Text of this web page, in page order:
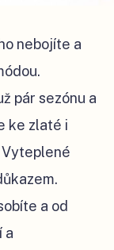
nebojíte a
pár sezónu a
ke zlaté i
Vyteplené
a od
a